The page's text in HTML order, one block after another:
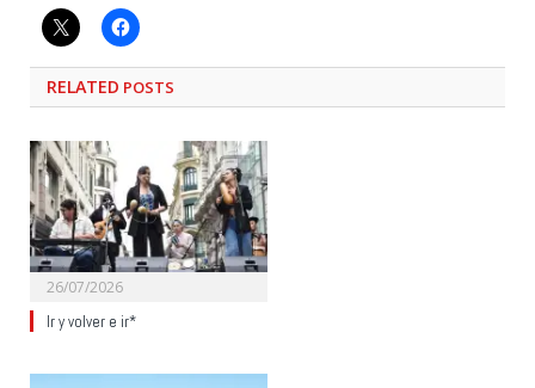
RELATED POSTS
26/07/2026
Ir y volver e ir*